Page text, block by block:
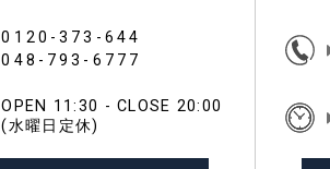
0120-373-644
048-793-6777
OPEN 11:30 - CLOSE 20:00
(水曜日定休)